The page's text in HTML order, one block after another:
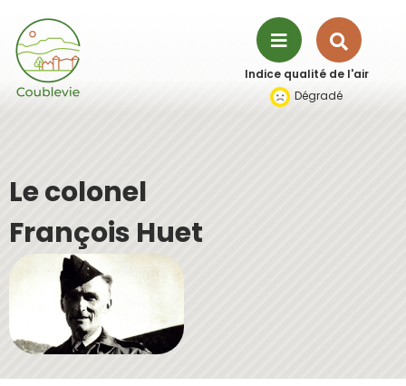
Aller à la recherche
Menu
sur
Indice qualité de l'air
Dégradé
Le colonel
François Huet